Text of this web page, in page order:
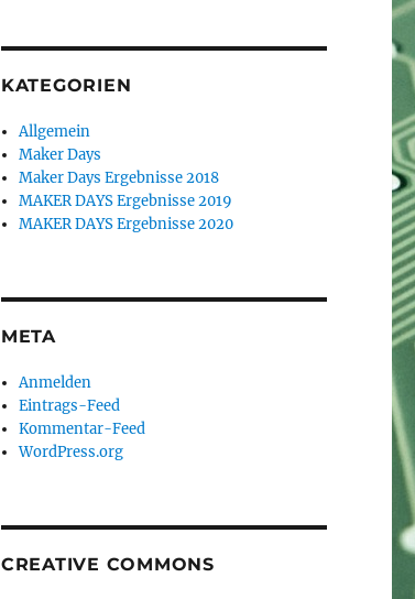
KATEGORIEN
Allgemein
Maker Days
Maker Days Ergebnisse 2018
MAKER DAYS Ergebnisse 2019
MAKER DAYS Ergebnisse 2020
META
Anmelden
Eintrags-Feed
Kommentar-Feed
WordPress.org
CREATIVE COMMONS